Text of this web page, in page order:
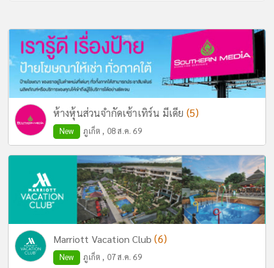
ห้างหุ้นส่วนจำกัดเซ้าเทิร์น มีเดีย (5)
New ภูเก็ต , 08 ส.ค. 69
Marriott Vacation Club(6)
New ภูเก็ต , 07 ส.ค. 69